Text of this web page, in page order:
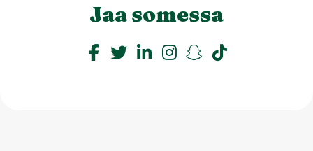
Jaa somessa